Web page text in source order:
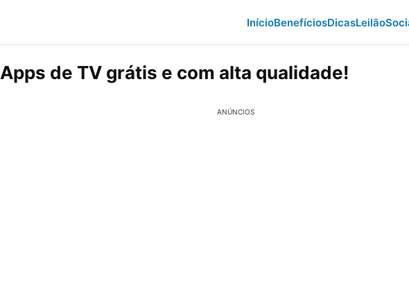
InícioBenefíciosDicasLeilão
Apps de TV grátis e com alta qualidade!
ANÚNCIOS